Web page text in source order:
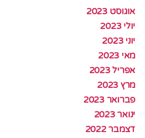
אוגוסט 2023
יולי 2023
יוני 2023
מאי 2023
אפריל 2023
מרץ 2023
פברואר 2023
ינואר 2023
דצמבר 2022